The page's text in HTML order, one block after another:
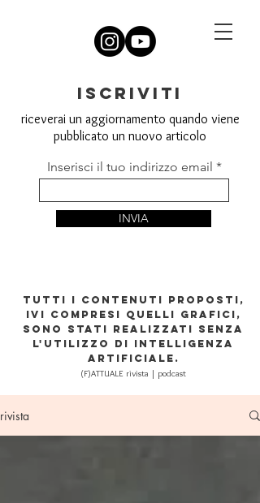
iscriviti
riceverai un aggiornamento quando viene
pubblicato un nuovo articolo
Inserisci il tuo indirizzo email
INVIA
TUTTI I CONTENUTI PROPOSTI,
IVI COMPRESI QUELLI GRAFICI,
SONO STATI REALIZZATI SENZA
L'UTILIZZO DI INTELLIGENZA
ARTIFICIALE.
(F)ATTUALE rivista | podcast
rivista